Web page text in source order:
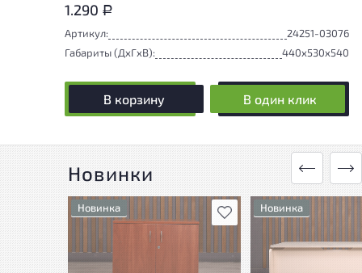
1.290 Р
Артикул:
24251-03076
Габариты (ДxГxВ):
440x530x540
В корзину В один клик
Новинки
В избранное
Новинка
Состояние товара
приближено к новому, могут
присутствовать
незначительные следы
Новинка
приближено к
присутствовать
незначительные